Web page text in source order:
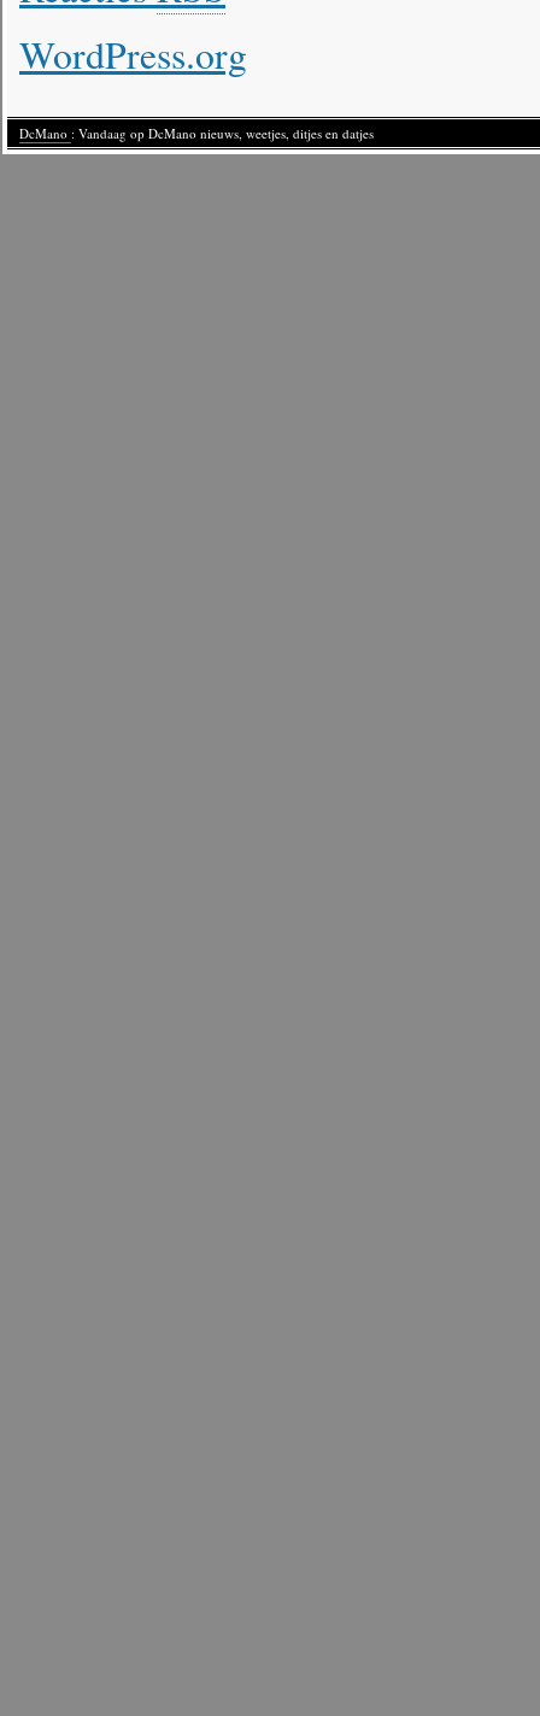
WordPress.org
DcMano : Vandaag op DcMano nieuws, weetjes, ditjes en datjes